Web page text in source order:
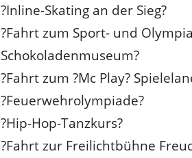
?Inline-Skating an der Sieg?
?Fahrt zum Sport- und
Schokoladenmuseum?
?Fahrt zum ?Mc Play?
?Feuerwehrolympiade?
?Hip-Hop-Tanzkurs?
?Fahrt zur Freilichtbühne